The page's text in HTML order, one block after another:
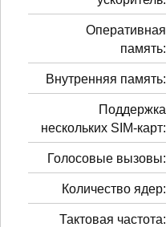
Оперативная
память:
Внутренняя память:
Поддержка
нескольких SIM-карт:
Голосовые вызовы:
Количество ядер:
Тактовая частота: